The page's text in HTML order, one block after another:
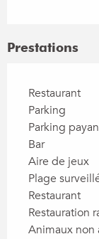
Prestations
Restaurant
Parking
Parking
Bar
Aire de jeux
Plage
Restaurant
Restauration
Animaux non